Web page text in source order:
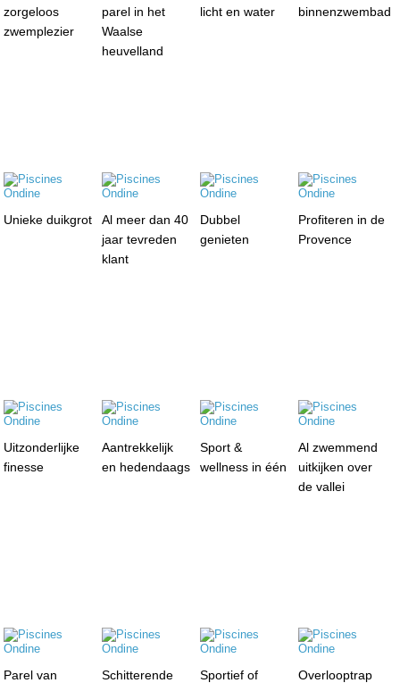
zorgeloos
zwemplezier
parel in het
Waalse
heuvelland
licht en water
binnenzwembad
Unieke duikgrot
Al meer dan 40
jaar tevreden
klant
Dubbel
genieten
Profiteren in de
Provence
Uitzonderlijke
finesse
Aantrekkelijk
en hedendaags
Sport &
wellness in één
Al zwemmend
uitkijken over
de vallei
Parel van
Schitterende
Sportief of
Overlooptrap